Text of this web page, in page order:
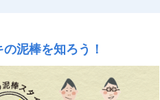
泥棒を知ろう！